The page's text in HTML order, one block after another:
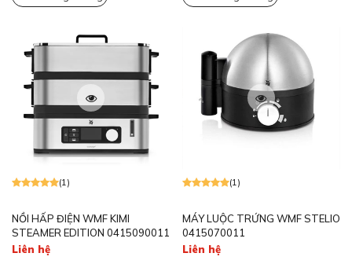
(1)
NỒI HẤP ĐIỆN WMF KIMI
STEAMER EDITION 0415090011
Liên hệ
(1)
MÁY LUỘC TRỨNG WMF STELIO
0415070011
Liên hệ